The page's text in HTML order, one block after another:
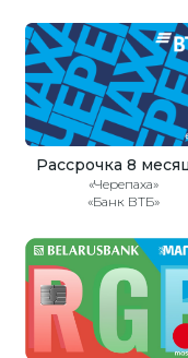
Рассрочка 8
«Черепаха»
«Банк ВТБ»